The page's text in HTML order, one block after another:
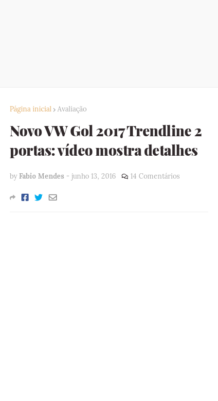
Página inicial Avaliação
Novo VW Gol 2017 Trendline 2
portas: vídeo mostra detalhes
by Fabio Mendes - junho 13, 2016 14 Comentários